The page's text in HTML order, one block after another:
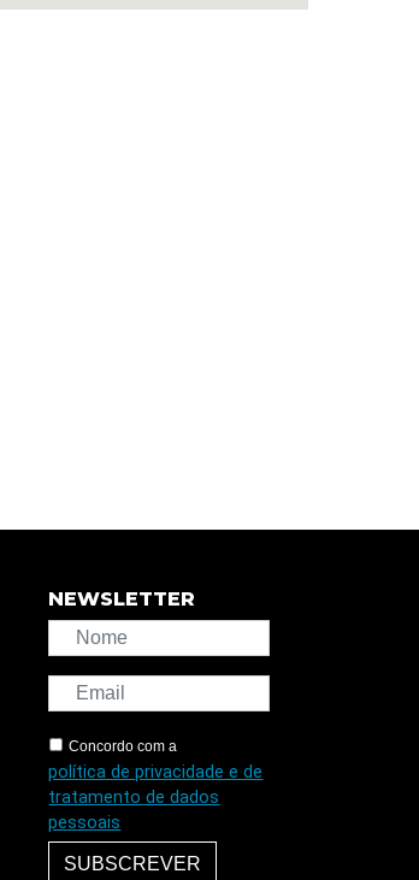
NEWSLETTER
Concordo com a
política de privacidade e de
tratamento de dados
pessoais
SUBSCREVER